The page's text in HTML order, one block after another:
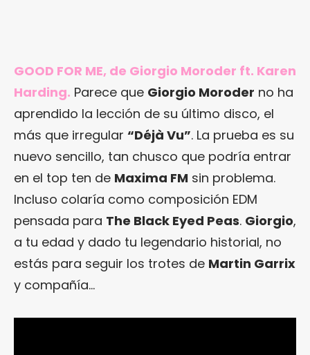
GOOD FOR ME, de Giorgio Moroder ft. Karen
Harding. Parece que Giorgio Moroder no ha
aprendido la lección de su último disco, el
más que irregular “Déjà Vu”. La prueba es su
nuevo sencillo, tan chusco que podría entrar
en el top ten de Maxima FM sin problema.
Incluso colaría como composición EDM
pensada para The Black Eyed Peas. Giorgio,
a tu edad y dado tu legendario historial, no
estás para seguir los trotes de Martin Garrix
y compañía…